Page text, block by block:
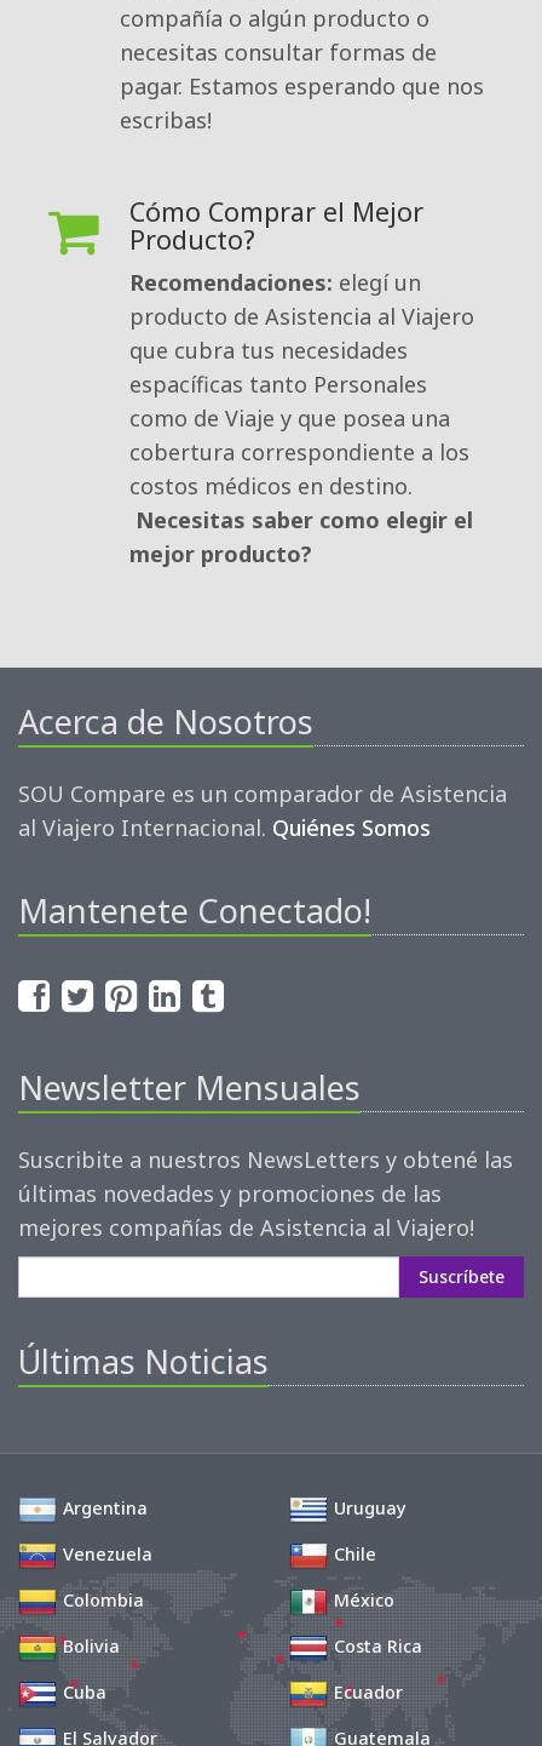
compañía o algún producto o
necesitas consultar formas de
pagar. Estamos esperando que nos
escribas!
Cómo Comprar el Mejor
Producto?
Recomendaciones: elegí un
producto de Asistencia al Viajero
que cubra tus necesidades
espacíficas tanto Personales
como de Viaje y que posea una
cobertura correspondiente a los
costos médicos en destino.
Necesitas saber como elegir el
mejor producto?
Acerca de Nosotros
SOU Compare es un comparador de Asistencia
al Viajero Internacional. Quiénes Somos
Mantenete Conectado!
Newsletter Mensuales
Suscribite a nuestros NewsLetters y obtené las
últimas novedades y promociones de las
mejores compañías de Asistencia al Viajero!
Suscríbete
Últimas Noticias
Argentina
Uruguay
Venezuela
Chile
Colombia
México
Bolivia
Costa Rica
Cuba
Ecuador
El Salvador
Guatemala